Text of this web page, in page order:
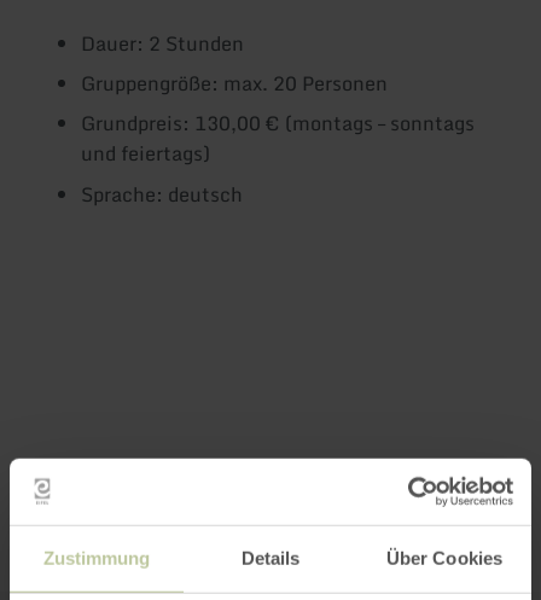
Zustimmung Details Über Cookies
Dauer: 2 Stunden
Gruppengröße: max. 20 Personen
Grundpreis: 130,00 € (montags – sonntags
und feiertags)
Sprache: deutsch
Impressionen